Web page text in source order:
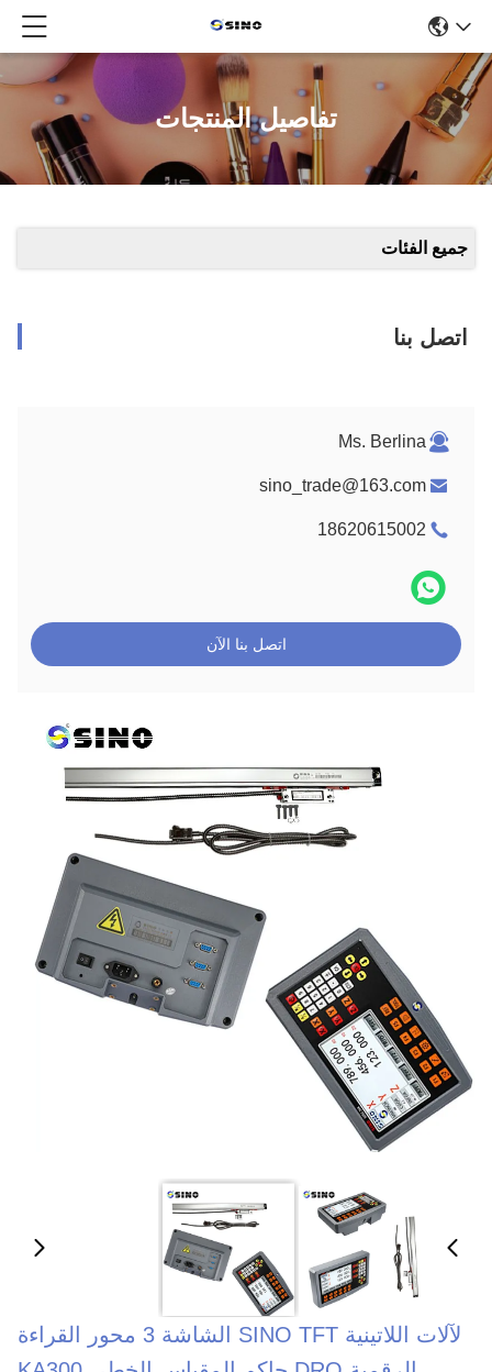
تفاصيل المنتجات
جميع الفئات
اتصل بنا
Ms. Berlina
sino_trade@163.com
18620615002
اتصل بنا الآن
لآلات اللاتينية SINO TFT الشاشة 3 محور القراءة